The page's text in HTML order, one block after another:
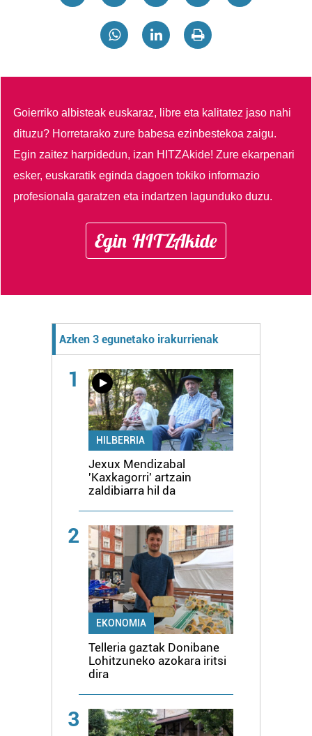
Goierriko albisteak euskaraz, libre eta kalitatez jaso nahi
dituzu? Horretarako zure babesa ezinbestekoa zaigu.
Egin zaitez harpidedun, izan HITZAkide!Zure ekarpenari
esker, euskaratik eginda dagoen tokiko informazio
profesionala garatzen eta indartzen lagunduko duzu.
Egin HITZAkide
Azken 3 egunetako irakurrienak
1
HILBERRIA
Jexux Mendizabal
'Kaxkagorri' artzain
zaldibiarra hil da
2
EKONOMIA
Telleria gaztak Donibane
Lohitzuneko azokara iritsi
dira
3